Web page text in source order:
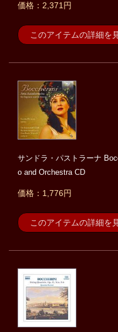
価格：2,371円
このアイテムの詳細を
サンドラ・パストラーナ
o and Orchestra CD
価格：1,776円
このアイテムの詳細を